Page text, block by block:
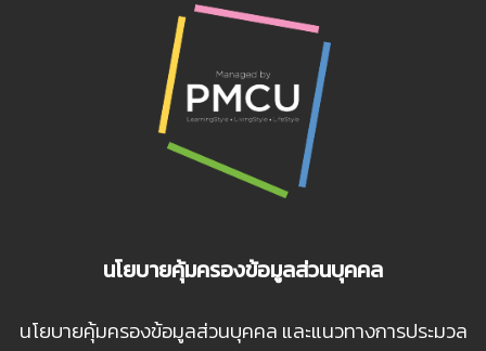
นโยบายคุ้มครองข้อมูลส่วนบุคคล
นโยบายคุ้มครองข้อมูลส่วนบุคคล และแนวทางการประมวล